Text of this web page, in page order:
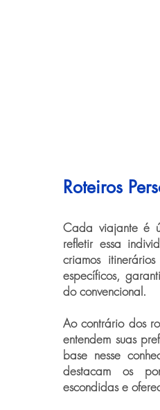
Roteiros
Cada viajante é
refletir essa
criamos
específicos,
do convencional.
Ao contrário dos
entendem suas
base nesse
destacam os
escondidas e